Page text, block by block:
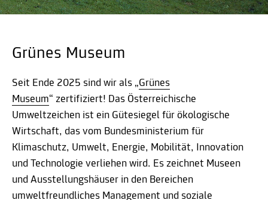
Grünes Museum
Seit Ende 2025 sind wir als „Grünes
Museum“ zertifiziert! Das Österreichische
Umweltzeichen ist ein Gütesiegel für ökologische
Wirtschaft, das vom Bundesministerium für
Klimaschutz, Umwelt, Energie, Mobilität, Innovation
und Technologie verliehen wird. Es zeichnet Museen
und Ausstellungshäuser in den Bereichen
umweltfreundliches Management und soziale